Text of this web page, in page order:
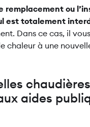
remplacement ou
est totalement
Dans ce cas, il
chaleur à une
aides